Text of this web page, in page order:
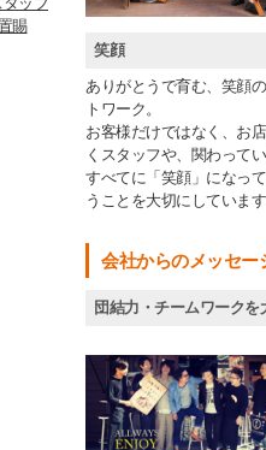
賜
笑顔
ありがとうで育む、笑顔
トワーク。
お客様だけではなく、お
くスタッフや、関わって
すべてに「笑顔」になっ
うことを大切にしています
会社からのメッセー
団結力・チームワークを